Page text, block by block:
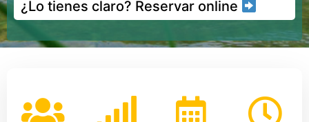
¿Lo tienes claro? Reservar online